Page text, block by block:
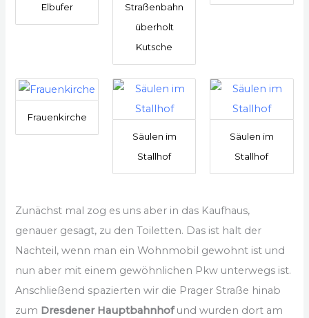
Elbufer
Straßenbahn
überholt
Kutsche
Frauenkirche
Säulen im
Stallhof
Säulen im
Stallhof
Zunächst mal zog es uns aber in das Kaufhaus,
genauer gesagt, zu den Toiletten. Das ist halt der
Nachteil, wenn man ein Wohnmobil gewohnt ist und
nun aber mit einem gewöhnlichen Pkw unterwegs ist.
Anschließend spazierten wir die Prager Straße hinab
zum Dresdener Hauptbahnhofund wurden dort am